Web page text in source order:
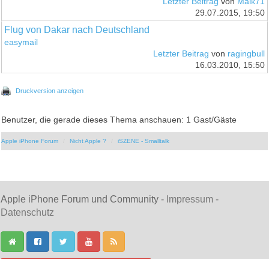
29.07.2015, 19:50
Flug von Dakar nach Deutschland
easymail
Letzter Beitrag von ragingbull
16.03.2010, 15:50
Druckversion anzeigen
Benutzer, die gerade dieses Thema anschauen: 1 Gast/Gäste
Apple iPhone Forum Nicht Apple ? iSZENE - Smalltalk
Apple iPhone Forum und Community - Impressum -
Datenschutz